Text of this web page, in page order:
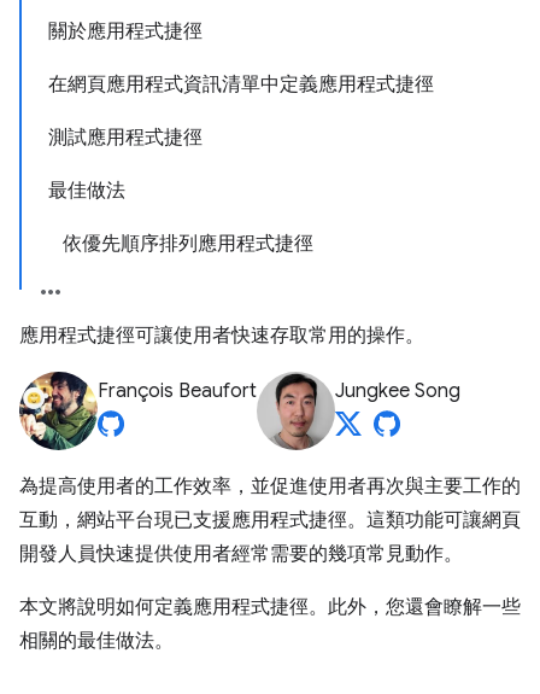
關於應用程式捷徑
在網頁應用程式資訊清單中定義應用程式捷徑
測試應用程式捷徑
最佳做法
依優先順序排列應用程式捷徑
應用程式捷徑可讓使用者快速存取常用的操作。
François Beaufort Jungkee Song
為提高使用者的工作效率，並促進使用者再次與主要工作的
互動，網站平台現已支援應用程式捷徑。這類功能可讓網頁
開發人員快速提供使用者經常需要的幾項常見動作。
本文將說明如何定義應用程式捷徑。此外，您還會瞭解一些
相關的最佳做法。